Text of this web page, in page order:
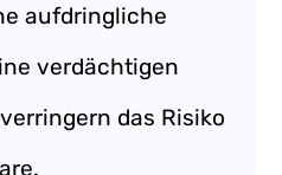
aufdringliche
verdächtigen
das Risiko